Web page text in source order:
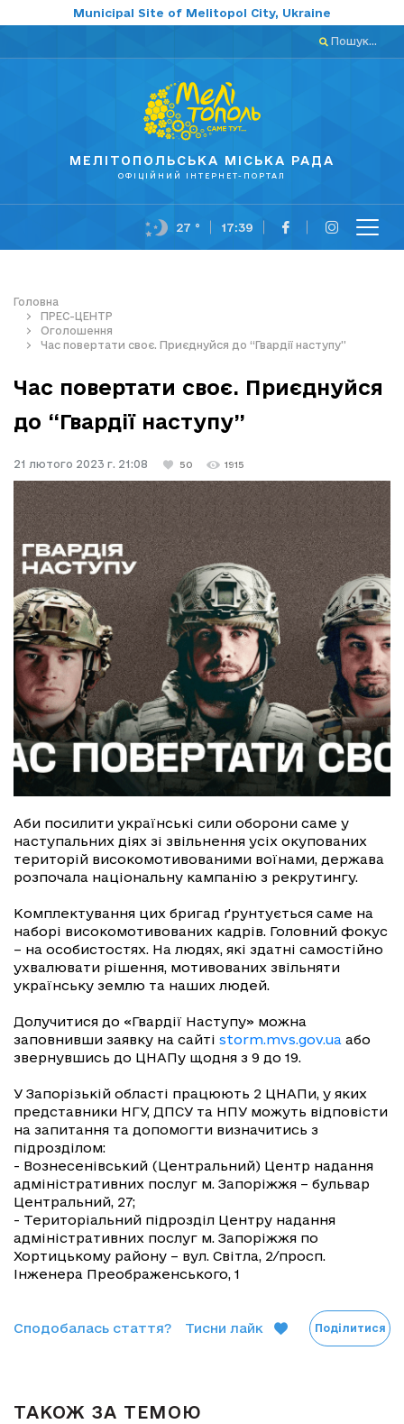
Municipal Site of Melitopol City, Ukraine
Пошук...
МЕЛІТОПОЛЬСЬКА МІСЬКА РАДА
ОФІЦІЙНИЙ ІНТЕРНЕТ-ПОРТАЛ
27 ° 17:39
Головна
ПРЕС-ЦЕНТР
Оголошення
Час повертати своє. Приєднуйся до “Гвардії наступу”
Час повертати своє. Приєднуйся
до “Гвардії наступу”
21 лютого 2023 г. 21:08 50 1915
Аби посилити українські сили оборони саме у
наступальних діях зі звільнення усіх окупованих
територій високомотивованими воїнами, держава
розпочала національну кампанію з рекрутингу.
Комплектування цих бригад ґрунтується саме на
наборі високомотивованих кадрів. Головний фокус
– на особистостях. На людях, які здатні самостійно
ухвалювати рішення, мотивованих звільняти
українську землю та наших людей.
Долучитися до «Гвардії Наступу» можна
заповнивши заявку на сайті storm.mvs.gov.ua або
звернувшись до ЦНАПу щодня з 9 до 19.
У Запорізькій області працюють 2 ЦНАПи, у яких
представники НГУ, ДПСУ та НПУ можуть відповісти
на запитання та допомогти визначитись з
підрозділом:
- Вознесенівський (Центральний) Центр надання
адміністративних послуг м. Запоріжжя – бульвар
Центральний, 27;
- Територіальний підрозділ Центру надання
адміністративних послуг м. Запоріжжя по
Хортицькому району – вул. Світла, 2/просп.
Інженера Преображенського, 1
Сподобалась стаття? Тисни лайк Поділитися
ТАКОЖ ЗА ТЕМОЮ